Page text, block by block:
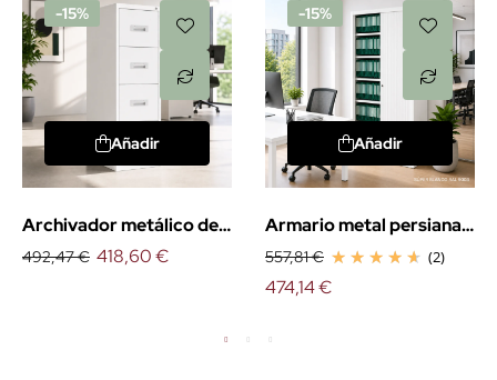
-15%
Añadir
Archivador metálico de
4 cajones
492,47 € 418,60 €
-15%
Añadir
Armario metal persiana
vertical 198cm.
557,81 € (2)
474,14 €